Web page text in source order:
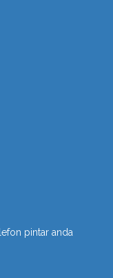
pintar anda